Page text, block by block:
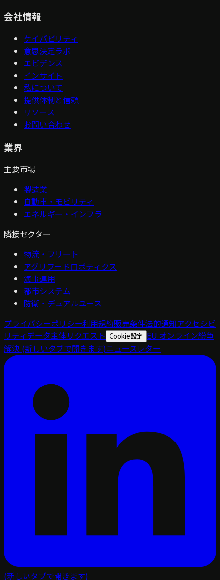
会社情報
ケイパビリティ
意思決定ラボ
エビデンス
インサイト
私について
提供体制と信頼
リソース
お問い合わせ
業界
主要市場
製造業
自動車・モビリティ
エネルギー・インフラ
隣接セクター
物流・フリート
アグリフードロボティクス
海事運用
都市システム
防衛・デュアルユース
プライバシーポリシー利用規約販売条件法的通知アクセシビ
リティデータ主体リクエスト Cookie設定 EU オンライン紛争
解決 (新しいタブで開きます)ニュースレター
(新しいタブで開きます)